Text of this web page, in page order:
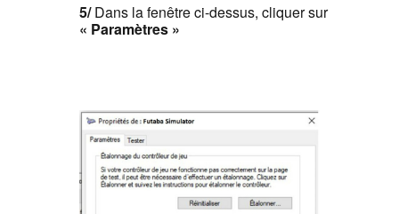
5/Dans la fenêtre ci-dessus, cliquer sur
« Paramètres »